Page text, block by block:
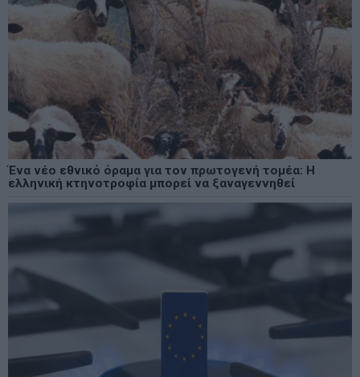
Ένα νέο εθνικό όραμα για τον πρωτογενή τομέα: Η
ελληνική κτηνοτροφία μπορεί να ξαναγεννηθεί